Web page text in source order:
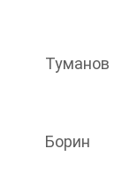
Туманов
Борин